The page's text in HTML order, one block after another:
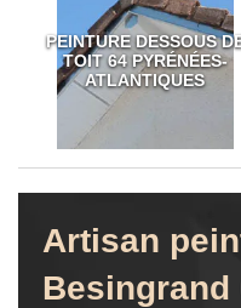
PEINTURE DESSOUS
TOIT 64 PYRÉNÉES-
ATLANTIQUES
Artisan
Besingrand